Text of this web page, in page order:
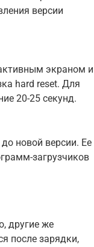
версии
экраном и
hard reset. Для
20-25 секунд.
новой версии. Ее
загрузчиков
другие же
после зарядки,